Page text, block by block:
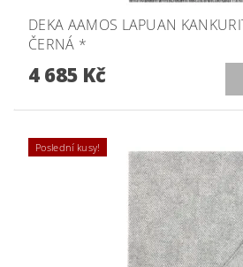
DEKA AAMOS LAPUAN
ČERNÁ *
4 685 Kč
Poslední kusy!